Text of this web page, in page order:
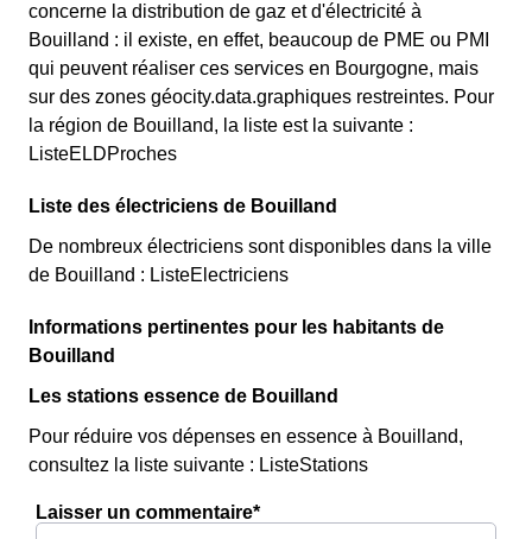
concerne la distribution de gaz et d'électricité à
Bouilland : il existe, en effet, beaucoup de PME ou PMI
qui peuvent réaliser ces services en Bourgogne, mais
sur des zones géocity.data.graphiques restreintes. Pour
la région de Bouilland, la liste est la suivante :
ListeELDProches
Liste des électriciens de Bouilland
De nombreux électriciens sont disponibles dans la ville
de Bouilland : ListeElectriciens
Informations pertinentes pour les habitants de
Bouilland
Les stations essence de Bouilland
Pour réduire vos dépenses en essence à Bouilland,
consultez la liste suivante : ListeStations
Laisser un commentaire*